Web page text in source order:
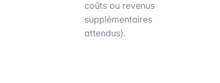
coûts ou revenus
supplémentaires
attendus).